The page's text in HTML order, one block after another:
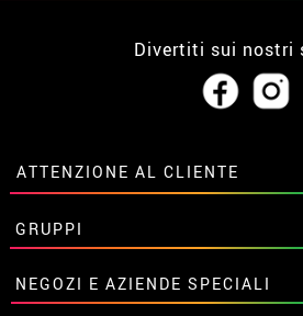
Divertiti sui nostri
ATTENZIONE AL CLIENTE
• Su di noi
• Condizioni di vendita
• Avviso legale privacy
• Attenzione al cliente
GRUPPI
Sconti speciali per gruppi.
Contattaci qui
NEGOZI E AZIENDE SPECIALI